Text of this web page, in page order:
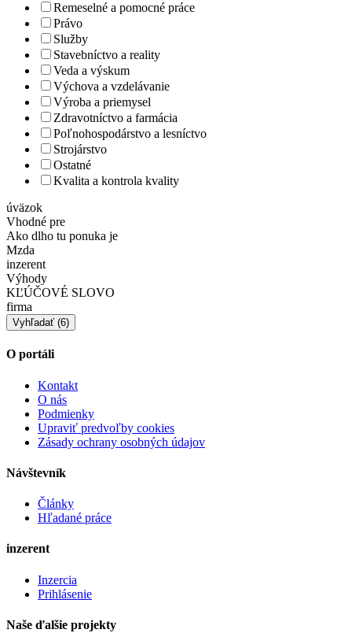
Remeselné a pomocné práce
Právo
Služby
Stavebníctvo a reality
Veda a výskum
Výchova a vzdelávanie
Výroba a priemysel
Zdravotníctvo a farmácia
Poľnohospodárstvo a lesníctvo
Strojárstvo
Ostatné
Kvalita a kontrola kvality
úväzok
Vhodné pre
Ako dlho tu ponuka je
Mzda
inzerent
Výhody
KĽÚČOVÉ SLOVO
firma
O portáli
Kontakt
O nás
Podmienky
Upraviť predvoľby cookies
Zásady ochrany osobných údajov
Návštevník
Články
Hľadané práce
inzerent
Inzercia
Prihlásenie
Naše ďalšie projekty